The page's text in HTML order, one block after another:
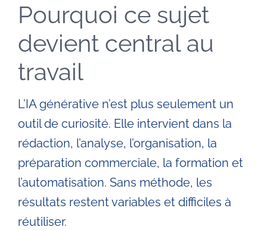
Pourquoi ce sujet
devient central au
travail
L’IA générative n’est plus seulement un
outil de curiosité. Elle intervient dans la
rédaction, l’analyse, l’organisation, la
préparation commerciale, la formation et
l’automatisation. Sans méthode, les
résultats restent variables et difficiles à
réutiliser.